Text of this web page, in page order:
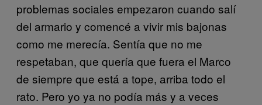
problemas sociales empezaron cuando salí
del armario y comencé a vivir mis bajonas
como me merecía. Sentía que no me
respetaban, que quería que fuera el Marco
de siempre que está a tope, arriba todo el
rato. Pero yo ya no podía más y a veces